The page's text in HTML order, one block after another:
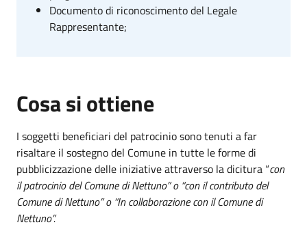
Documento di riconoscimento del Legale
Rappresentante;
Cosa si ottiene
I soggetti beneficiari del patrocinio sono tenuti a far
risaltare il sostegno del Comune in tutte le forme di
pubblicizzazione delle iniziative attraverso la dicitura “con
il patrocinio del Comune di Nettuno” o “con il contributo del
Comune di Nettuno” o “In collaborazione con il Comune di
Nettuno”.